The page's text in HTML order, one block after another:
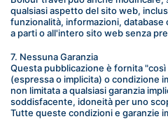
qualsiasi aspetto del sito web,
funzionalità, informazioni,
a parti o all'intero sito web senza
7. Nessuna Garanzia
Questa pubblicazione è fornita
(espressa o implicita) o condizione
non limitata a qualsiasi garanzia
soddisfacente, idoneità per uno
Tutte queste condizioni e garanzie